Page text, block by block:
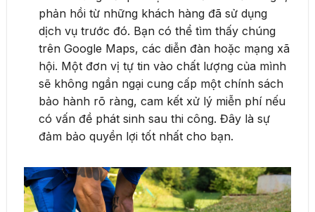
phản hồi từ những khách hàng đã sử dụng
dịch vụ trước đó. Bạn có thể tìm thấy chúng
trên Google Maps, các diễn đàn hoặc mạng xã
hội. Một đơn vị tự tin vào chất lượng của mình
sẽ không ngần ngại cung cấp một chính sách
bảo hành rõ ràng, cam kết xử lý miễn phí nếu
có vấn đề phát sinh sau thi công. Đây là sự
đảm bảo quyền lợi tốt nhất cho bạn.